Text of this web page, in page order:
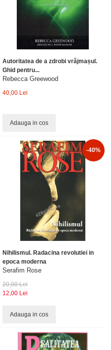
Autoritatea de a zdrobi vrăjmașul.
Ghid pentru...
Rebecca Greewood
40,00 Lei
Adauga in cos
-40%
Nihilismul. Radacina revolutiei in
epoca moderna
Serafim Rose
20,00 Lei
12,00 Lei
Adauga in cos